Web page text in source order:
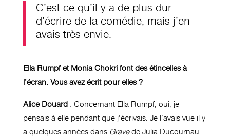
C’est ce qu’il y a de plus dur
d’écrire de la comédie, mais j’en
avais très envie.
Ella Rumpf et Monia Chokri font des étincelles à
l’écran. Vous avez écrit pour elles ?
Alice Douard: Concernant Ella Rumpf, oui, je
pensais à elle pendant que j’écrivais. Je l’avais vue il y
a quelques années dans Gravede Julia Ducournau